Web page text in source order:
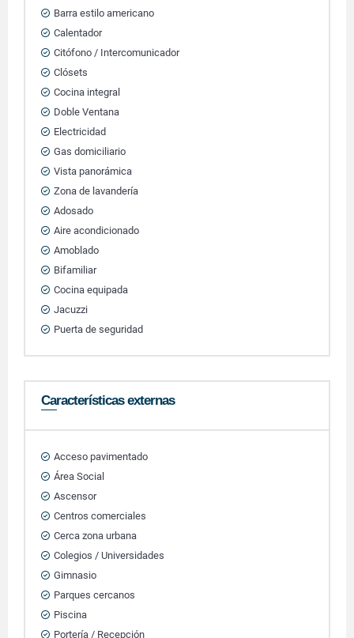
Barra estilo americano
Calentador
Citófono / Intercomunicador
Clósets
Cocina integral
Doble Ventana
Electricidad
Gas domiciliario
Vista panorámica
Zona de lavandería
Adosado
Aire acondicionado
Amoblado
Bifamiliar
Cocina equipada
Jacuzzi
Puerta de seguridad
Características externas
Acceso pavimentado
Área Social
Ascensor
Centros comerciales
Cerca zona urbana
Colegios / Universidades
Gimnasio
Parques cercanos
Piscina
Portería / Recepción